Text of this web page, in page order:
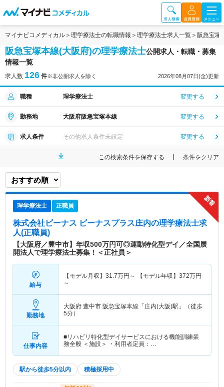
マイナビコメディカル 理学療法士の転職情報 理学療法士求人一覧 阪急宝塚
阪急宝塚本線(大阪府)の理学療法士公開求人・転職・募集
情報一覧
求人数 126 件※非公開求人を除く 2026年08月07日(金)更新
職種 理学療法士 変更する
勤務地 大阪府阪急宝塚本線 変更する
求人条件 その他求人条件未設定 変更する
この検索条件を保存する 条件をクリア
理学療法士 正職員
株式会社ビーナス ビーナスプラス庄内の理学療法士求
人(正職員)
【大阪府／豊中市】年収500万円可◎運動特化型デイ／全国展
開法人で理学療法士募集！＜正社員＞
給与
【モデル月収】 31.7万円～ 【モデル年収】 372万円
～
勤務地
大阪府 豊中市 阪急宝塚本線「庄内(大阪)駅」（徒歩
5分）
仕事内容
■リハビリ特化型デイサービスにおける機能訓練業
務全般 ＜施設＞ ・利用者定員：…
駅から徒歩5分以内 積極採用中